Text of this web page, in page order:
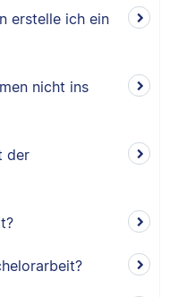
erstelle ich ein
nicht ins
der